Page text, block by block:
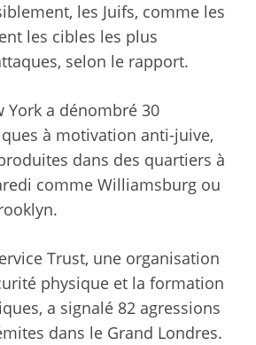
les Juifs, comme les
les cibles les plus
selon le rapport.
York a dénombré 30
à motivation anti-juive,
dans des quartiers à
comme Williamsburg ou
Trust, une organisation
physique et la formation
a signalé 82 agressions
dans le Grand Londres.